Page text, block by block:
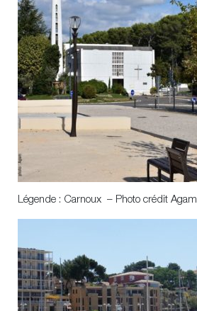
Légende : Carnoux – Photo crédit Agam